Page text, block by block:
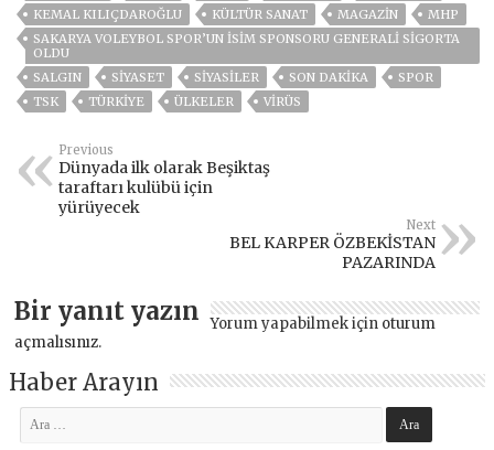
KEMAL KILIÇDAROĞLU
KÜLTÜR SANAT MAGAZİN
MHP
SAKARYA VOLEYBOL SPOR’UN ISIM SPONSORU GENERALI SIGORTA
OLDU
SALGIN
SİYASET SİYASİLER SON DAKIKA
SPOR
TSK
TÜRKİYE ÜLKELER VIRÜS
Previous
Dünyada ilk olarak Beşiktaş
taraftarı kulübü için
yürüyecek
Next
BEL KARPER ÖZBEKİSTAN
PAZARINDA
Bir yanıt yazın Yorum yapabilmek için oturum
açmalısınız.
Haber Arayın